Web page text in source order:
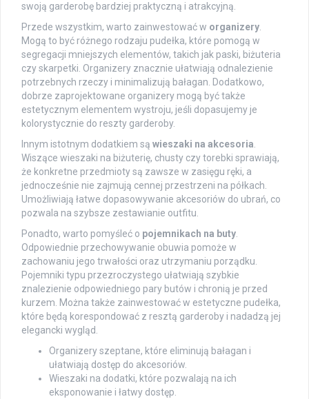
swoją garderobę bardziej praktyczną i atrakcyjną.
Przede wszystkim, warto zainwestować w organizery.
Mogą to być różnego rodzaju pudełka, które pomogą w
segregacji mniejszych elementów, takich jak paski, biżuteria
czy skarpetki. Organizery znacznie ułatwiają odnalezienie
potrzebnych rzeczy i minimalizują bałagan. Dodatkowo,
dobrze zaprojektowane organizery mogą być także
estetycznym elementem wystroju, jeśli dopasujemy je
kolorystycznie do reszty garderoby.
Innym istotnym dodatkiem są wieszaki na akcesoria.
Wiszące wieszaki na biżuterię, chusty czy torebki sprawiają,
że konkretne przedmioty są zawsze w zasięgu ręki, a
jednocześnie nie zajmują cennej przestrzeni na półkach.
Umożliwiają łatwe dopasowywanie akcesoriów do ubrań, co
pozwala na szybsze zestawianie outfitu.
Ponadto, warto pomyśleć o pojemnikach na buty.
Odpowiednie przechowywanie obuwia pomoże w
zachowaniu jego trwałości oraz utrzymaniu porządku.
Pojemniki typu przezroczystego ułatwiają szybkie
znalezienie odpowiedniego pary butów i chronią je przed
kurzem. Można także zainwestować w estetyczne pudełka,
które będą korespondować z resztą garderoby i nadadzą jej
elegancki wygląd.
Organizery szeptane, które eliminują bałagan i
ułatwiają dostęp do akcesoriów.
Wieszaki na dodatki, które pozwalają na ich
eksponowanie i łatwy dostęp.